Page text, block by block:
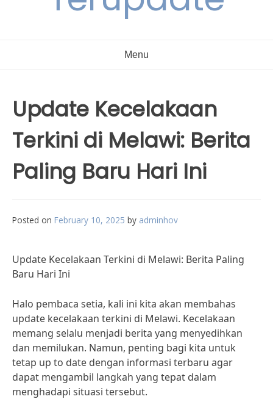
Menu
Update Kecelakaan
Terkini di Melawi: Berita
Paling Baru Hari Ini
Posted on February 10, 2025 by adminhov
Update Kecelakaan Terkini di Melawi: Berita Paling
Baru Hari Ini
Halo pembaca setia, kali ini kita akan membahas
update kecelakaan terkini di Melawi. Kecelakaan
memang selalu menjadi berita yang menyedihkan
dan memilukan. Namun, penting bagi kita untuk
tetap up to date dengan informasi terbaru agar
dapat mengambil langkah yang tepat dalam
menghadapi situasi tersebut.